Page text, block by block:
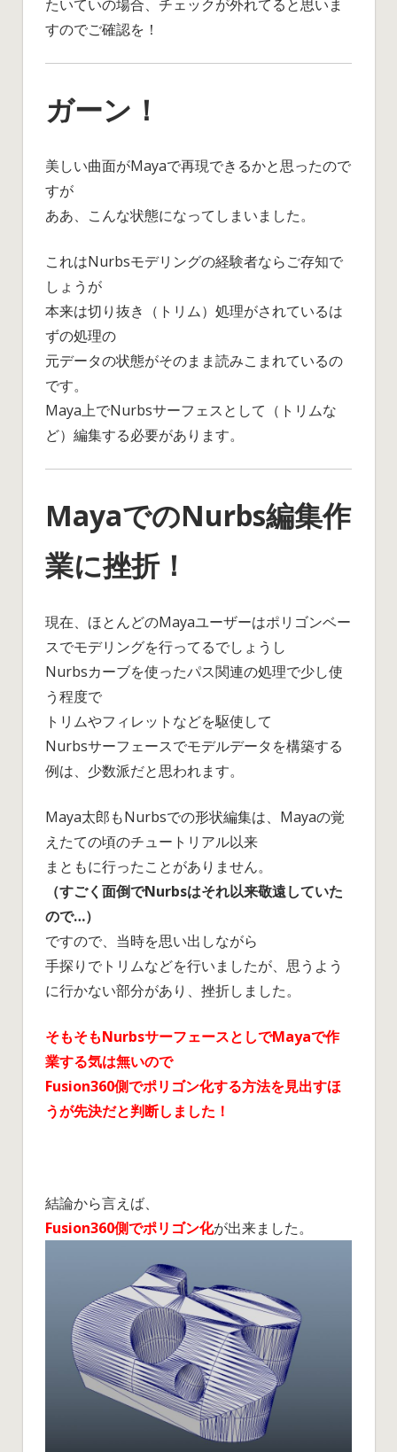
たいていの場合、チェックが外れてると思いま
すのでご確認を！
ガーン！
美しい曲面がMayaで再現できるかと思ったので
すが
ああ、こんな状態になってしまいました。
これはNurbsモデリングの経験者ならご存知で
しょうが
本来は切り抜き（トリム）処理がされているは
ずの処理の
元データの状態がそのまま読みこまれているの
です。
Maya上でNurbsサーフェスとして（トリムな
ど）編集する必要があります。
MayaでのNurbs編集作
業に挫折！
現在、ほとんどのMayaユーザーはポリゴンベー
スでモデリングを行ってるでしょうし
Nurbsカーブを使ったパス関連の処理で少し使
う程度で
トリムやフィレットなどを駆使して
Nurbsサーフェースでモデルデータを構築する
例は、少数派だと思われます。
Maya太郎もNurbsでの形状編集は、Mayaの覚
えたての頃のチュートリアル以来
まともに行ったことがありません。
（すごく面倒でNurbsはそれ以来敬遠していた
ので…）
ですので、当時を思い出しながら
手探りでトリムなどを行いましたが、思うよう
に行かない部分があり、挫折しました。
そもそもNurbsサーフェースとしでMayaで作
業する気は無いので
Fusion360側でポリゴン化する方法を見出すほ
うが先決だと判断しました！
結論から言えば、
Fusion360側でポリゴン化が出来ました。